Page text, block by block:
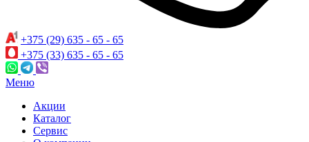
+375 (29) 635 - 65 - 65
+375 (33) 635 - 65 - 65
Меню
Акции
Каталог
Сервис